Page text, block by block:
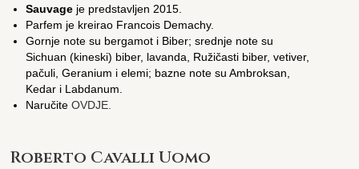
Sauvage je predstavljen 2015.
Parfem je kreirao Francois Demachy.
Gornje note su bergamot i Biber; srednje note su
Sichuan (kineski) biber, lavanda, Ružičasti biber, vetiver,
pačuli, Geranium i elemi; bazne note su Ambroksan,
Kedar i Labdanum.
NaručiteOVDJE.
Roberto Cavalli Uomo